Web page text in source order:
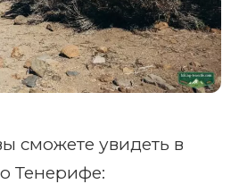
сможете увидеть в
Тенерифе: